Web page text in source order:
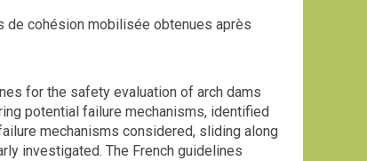
de cohésion mobilisée obtenues après
for the safety evaluation of arch dams
potential failure mechanisms, identified
mechanisms considered, sliding along
investigated. The French guidelines